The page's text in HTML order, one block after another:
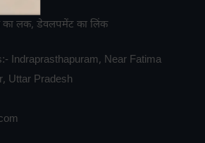
का लक, डेवलपमेंट का लिंक
Indraprasthapuram, Near Fatima
Uttar Pradesh